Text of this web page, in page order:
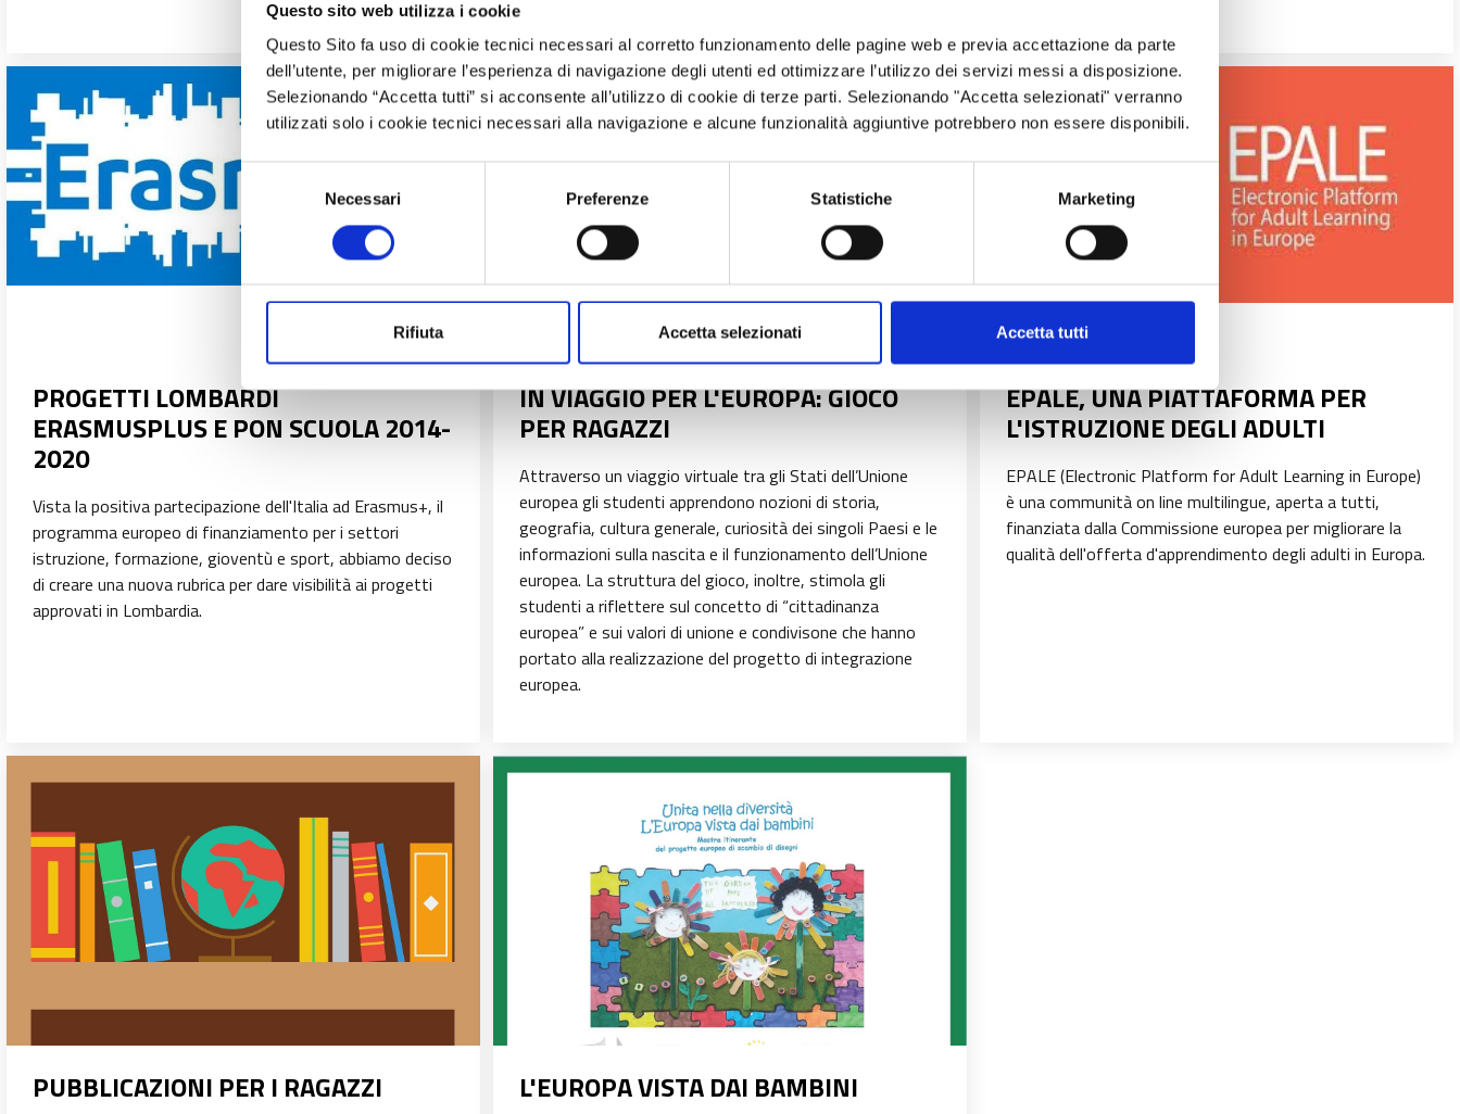
Questo sito web utilizza i cookie
Questo Sito fa uso di cookie tecnici necessari al corretto funzionamento delle pagine web e previa accettazione da parte
dell’utente, per migliorare l’esperienza di navigazione degli utenti ed ottimizzare l’utilizzo dei servizi messi a disposizione.
Selezionando “Accetta tutti” si acconsente all’utilizzo di cookie di terze parti. Selezionando "Accetta selezionati" verranno
utilizzati solo i cookie tecnici necessari alla navigazione e alcune funzionalità aggiuntive potrebbero non essere disponibili.
Selezione
consenso
Necessari Preferenze Statistiche Marketing
Rifiuta Accetta selezionati Accetta tutti
PROGETTI LOMBARDI
ERASMUSPLUS E PON SCUOLA 2014-
2020
Vista la positiva partecipazione dell'Italia ad Erasmus+, il
programma europeo di finanziamento per i settori
istruzione, formazione, gioventù e sport, abbiamo deciso
di creare una nuova rubrica per dare visibilità ai progetti
approvati in Lombardia.
IN VIAGGIO PER L'EUROPA: GIOCO
PER RAGAZZI
Attraverso un viaggio virtuale tra gli Stati dell’Unione
europea gli studenti apprendono nozioni di storia,
geografia, cultura generale, curiosità dei singoli Paesi e le
informazioni sulla nascita e il funzionamento dell’Unione
europea. La struttura del gioco, inoltre, stimola gli
studenti a riflettere sul concetto di “cittadinanza
europea” e sui valori di unione e condivisone che hanno
portato alla realizzazione del progetto di integrazione
europea.
EPALE, UNA PIATTAFORMA PER
L'ISTRUZIONE DEGLI ADULTI
EPALE (Electronic Platform for Adult Learning in Europe)
è una communità on line multilingue, aperta a tutti,
finanziata dalla Commissione europea per migliorare la
qualità dell'offerta d'apprendimento degli adulti in Europa.
PUBBLICAZIONI PER I RAGAZZI L'EUROPA VISTA DAI BAMBINI